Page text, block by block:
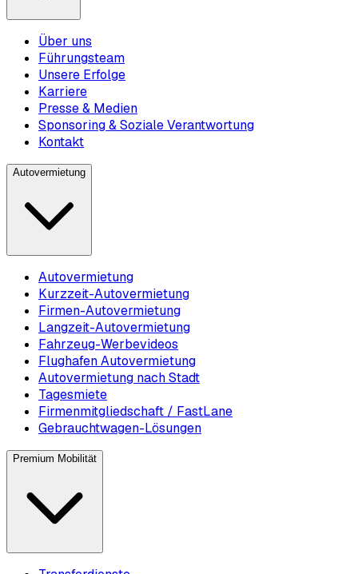
Über uns
Führungsteam
Unsere Erfolge
Karriere
Presse & Medien
Sponsoring & Soziale Verantwortung
Kontakt
Autovermietung
Autovermietung
Kurzzeit-Autovermietung
Firmen-Autovermietung
Langzeit-Autovermietung
Fahrzeug-Werbevideos
Flughafen Autovermietung
Autovermietung nach Stadt
Tagesmiete
Firmenmitgliedschaft / FastLane
Gebrauchtwagen-Lösungen
Premium Mobilität